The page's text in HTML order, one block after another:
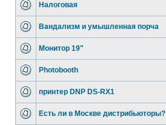
Налоговая
Вандализм и умышленная порча
Монитор 19"
Photobooth
принтер DNP DS-RX1
Есть ли в Москве дистрибьюторы?